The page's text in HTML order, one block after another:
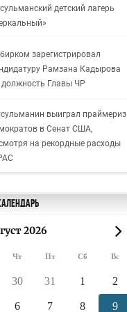
детский лагерь
зарегистрировал
Рамзана Кадырова
должность Главы ЧР
выиграл праймериз
в Сенат США,
на рекордные расходы
2026
Чт Пт Сб Вс
30 31 1 2
6 7 8 9